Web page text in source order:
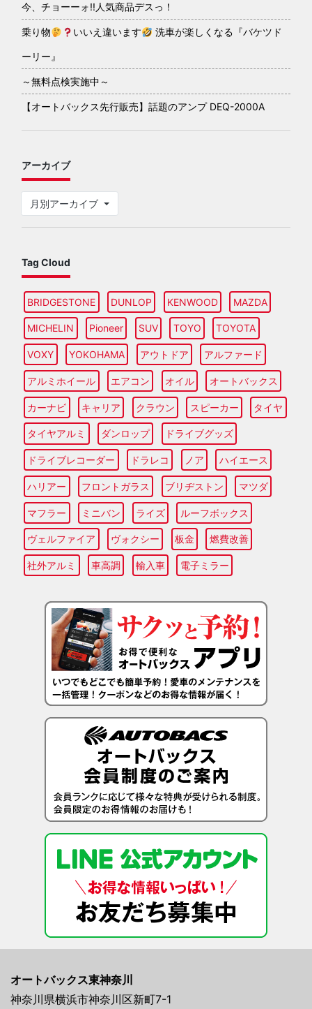
今、チョーーォ!!人気商品デスっ！
乗り物 いいえ違います 洗車が楽しくなる『バケツド
ーリー』
～無料点検実施中～
【オートバックス先行販売】話題のアンプ DEQ-2000A
アーカイブ
月別アーカイブ
Tag Cloud
BRIDGESTONE DUNLOP KENWOOD MAZDA
MICHELIN Pioneer SUV TOYO TOYOTA
VOXY YOKOHAMA アウトドア アルファード
アルミホイール エアコン オイル オートバックス
カーナビ キャリア クラウン スピーカー タイヤ
タイヤアルミ ダンロップ ドライブグッズ
ドライブレコーダー ドラレコ ノア ハイエース
ハリアー フロントガラス ブリヂストン マツダ
マフラー ミニバン ライズ ルーフボックス
ヴェルファイア ヴォクシー 板金 燃費改善
社外アルミ 車高調 輸入車 電子ミラー
オートバックス東神奈川
神奈川県横浜市神奈川区新町7-1